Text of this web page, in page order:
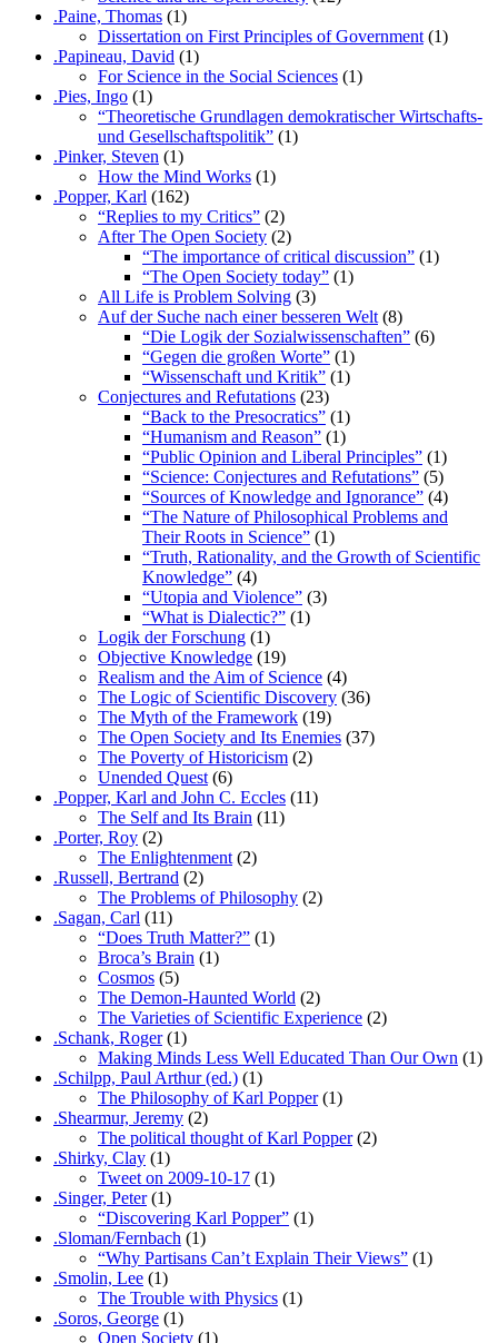
.Paine, Thomas (1)
Dissertation on First Principles of Government (1)
.Papineau, David (1)
For Science in the Social Sciences (1)
.Pies, Ingo (1)
“Theoretische Grundlagen demokratischer Wirtschafts-
und Gesellschaftspolitik” (1)
.Pinker, Steven (1)
How the Mind Works (1)
.Popper, Karl (162)
“Replies to my Critics” (2)
After The Open Society (2)
“The importance of critical discussion” (1)
“The Open Society today” (1)
All Life is Problem Solving (3)
Auf der Suche nach einer besseren Welt (8)
“Die Logik der Sozialwissenschaften” (6)
“Gegen die großen Worte” (1)
“Wissenschaft und Kritik” (1)
Conjectures and Refutations (23)
“Back to the Presocratics” (1)
“Humanism and Reason” (1)
“Public Opinion and Liberal Principles” (1)
“Science: Conjectures and Refutations” (5)
“Sources of Knowledge and Ignorance” (4)
“The Nature of Philosophical Problems and
Their Roots in Science” (1)
“Truth, Rationality, and the Growth of Scientific
Knowledge” (4)
“Utopia and Violence” (3)
“What is Dialectic?” (1)
Logik der Forschung (1)
Objective Knowledge (19)
Realism and the Aim of Science (4)
The Logic of Scientific Discovery (36)
The Myth of the Framework (19)
The Open Society and Its Enemies (37)
The Poverty of Historicism (2)
Unended Quest (6)
.Popper, Karl and John C. Eccles (11)
The Self and Its Brain (11)
.Porter, Roy (2)
The Enlightenment (2)
.Russell, Bertrand (2)
The Problems of Philosophy (2)
.Sagan, Carl (11)
“Does Truth Matter?” (1)
Broca’s Brain (1)
Cosmos (5)
The Demon-Haunted World (2)
The Varieties of Scientific Experience (2)
.Schank, Roger(1)
Making Minds Less Well Educated Than Our Own (1)
.Schilpp, Paul Arthur (ed.) (1)
The Philosophy of Karl Popper(1)
.Shearmur, Jeremy (2)
The political thought of Karl Popper(2)
.Shirky, Clay (1)
Tweet on 2009-10-17 (1)
.Singer, Peter(1)
“Discovering Karl Popper” (1)
.Sloman/Fernbach (1)
“Why Partisans Can’t Explain Their Views” (1)
.Smolin, Lee (1)
The Trouble with Physics (1)
.Soros, George (1)
Open Society (1)